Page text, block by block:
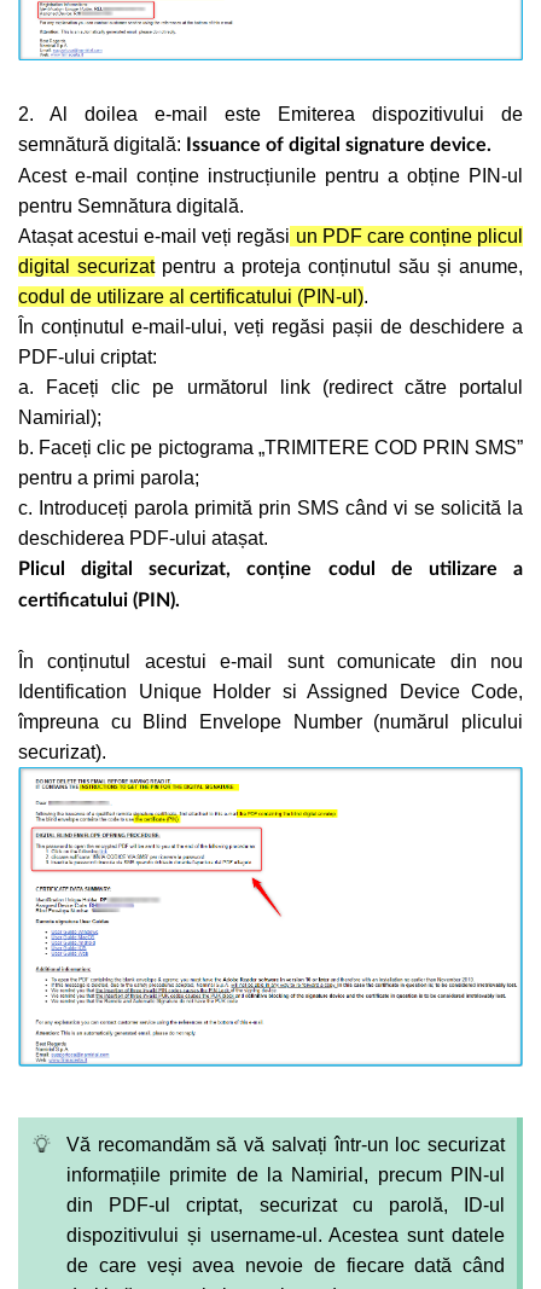
2. Al doilea e-mail este Emiterea dispozitivului de
semnătură digitală:
Issuance of digital signature device.
Acest e-mail conține instrucțiunile pentru a obține PIN-ul
pentru Semnătura digitală.
Atașat acestui e-mail veți regăsi un PDF care conține plicul
digital securizatpentru a proteja conținutul său și anume,
codul de utilizare al certificatului (PIN-ul).
În conținutul e-mail-ului, veți regăsi pașii de deschidere a
PDF-ului criptat:
a. Faceți clic pe următorul link (redirect către portalul
Namirial);
b. Faceți clic pe pictograma „TRIMITERE COD PRIN SMS”
pentru a primi parola;
c. Introduceți parola primită prin SMS când vi se solicită la
deschiderea PDF-ului atașat.
Plicul digital securizat, conține codul de utilizare a
certificatului (PIN).
În conținutul acestui e-mail sunt comunicate din nou
Identification Unique Holder si Assigned Device Code,
împreuna cu Blind Envelope Number (numărul plicului
securizat).
Vă recomandăm să vă salvați într-un loc securizat
informațiile primite de la Namirial, precum PIN-ul
din PDF-ul criptat, securizat cu parolă, ID-ul
dispozitivului și username-ul. Acestea sunt datele
de care veși avea nevoie de fiecare dată când